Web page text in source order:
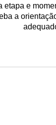
etapa e
a